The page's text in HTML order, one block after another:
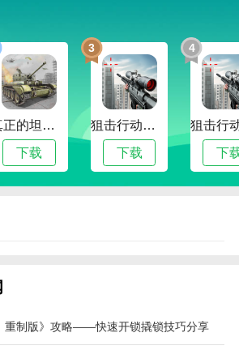
Dark/毋惧黑暗
进入黑色的洞口，直至镜头抖动以
艺术鉴赏家：找到一个环状标记
后半部分后无法返回(不要穿过有
域有橙色滑梯的大房间外的走廊。
真正的坦克大战
下载
3
狙击行动代号猎鹰最新版
下载
4
下
重制版》攻略——快速开锁撬锁技巧分享